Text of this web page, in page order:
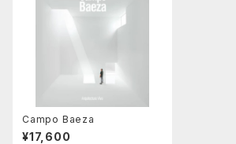
Campo Baeza
¥17,600